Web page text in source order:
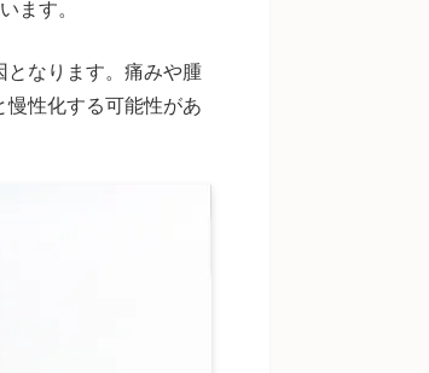
ます。
なります。痛みや腫
性化する可能性があ